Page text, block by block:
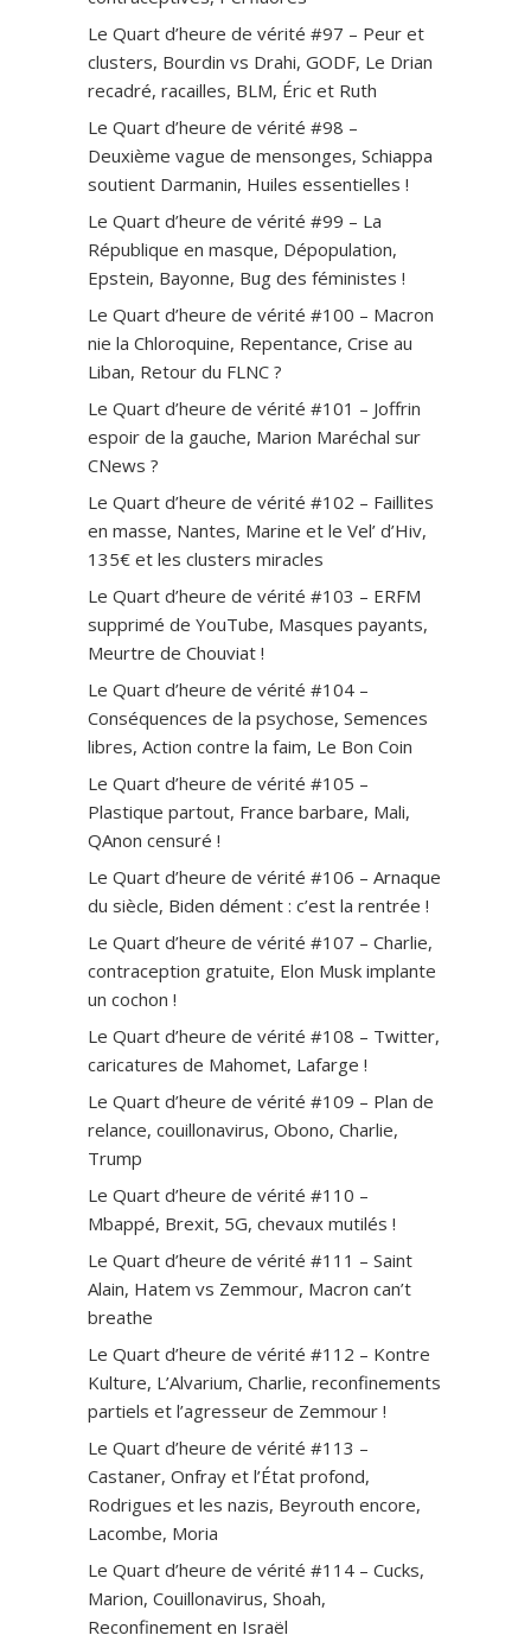
Le Quart d’heure de vérité #97 – Peur et
clusters, Bourdin vs Drahi, GODF, Le Drian
recadré, racailles, BLM, Éric et Ruth
Le Quart d’heure de vérité #98 –
Deuxième vague de mensonges, Schiappa
soutient Darmanin, Huiles essentielles !
Le Quart d’heure de vérité #99 – La
République en masque, Dépopulation,
Epstein, Bayonne, Bug des féministes !
Le Quart d’heure de vérité #100 – Macron
nie la Chloroquine, Repentance, Crise au
Liban, Retour du FLNC ?
Le Quart d’heure de vérité #101 – Joffrin
espoir de la gauche, Marion Maréchal sur
CNews ?
Le Quart d’heure de vérité #102 – Faillites
en masse, Nantes, Marine et le Vel’ d’Hiv,
135€ et les clusters miracles
Le Quart d’heure de vérité #103 – ERFM
supprimé de YouTube, Masques payants,
Meurtre de Chouviat !
Le Quart d’heure de vérité #104 –
Conséquences de la psychose, Semences
libres, Action contre la faim, Le Bon Coin
Le Quart d’heure de vérité #105 –
Plastique partout, France barbare, Mali,
QAnon censuré !
Le Quart d’heure de vérité #106 – Arnaque
du siècle, Biden dément : c’est la rentrée !
Le Quart d’heure de vérité #107 – Charlie,
contraception gratuite, Elon Musk implante
un cochon !
Le Quart d’heure de vérité #108 – Twitter,
caricatures de Mahomet, Lafarge !
Le Quart d’heure de vérité #109 – Plan de
relance, couillonavirus, Obono, Charlie,
Trump
Le Quart d’heure de vérité #110 –
Mbappé, Brexit, 5G, chevaux mutilés !
Le Quart d’heure de vérité #111 – Saint
Alain, Hatem vs Zemmour, Macron can’t
breathe
Le Quart d’heure de vérité #112 – Kontre
Kulture, L’Alvarium, Charlie, reconfinements
partiels et l’agresseur de Zemmour !
Le Quart d’heure de vérité #113 –
Castaner, Onfray et l’État profond,
Rodrigues et les nazis, Beyrouth encore,
Lacombe, Moria
Le Quart d’heure de vérité #114 – Cucks,
Marion, Couillonavirus, Shoah,
Reconfinement en Israël